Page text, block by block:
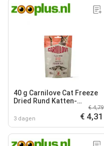
40 g Carnilove Cat Freeze
Dried Rund Katten­
3 dagen
€ 4,79
€ 4,31